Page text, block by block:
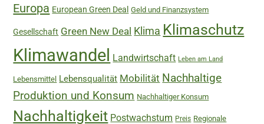
Europa European Green Deal Geld und Finanzsystem
Gesellschaft Green New Deal Klima Klimaschutz
Klimawandel Landwirtschaft Leben am Land
Lebensmittel Lebensqualität Mobilität Nachhaltige
Produktion und Konsum Nachhaltiger Konsum
Nachhaltigkeit Postwachstum Preis Regionale